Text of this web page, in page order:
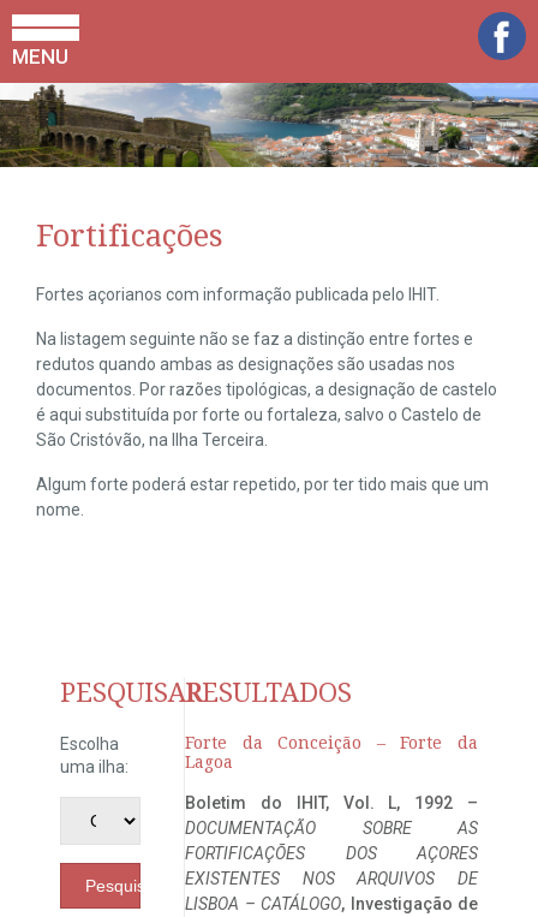
MENU
Fortificações
Fortes açorianos com informação publicada pelo IHIT.
Na listagem seguinte não se faz a distinção entre fortes e
redutos quando ambas as designações são usadas nos
documentos. Por razões tipológicas, a designação de castelo
é aqui substituída por forte ou fortaleza, salvo o Castelo de
São Cristóvão, na Ilha Terceira.
Algum forte poderá estar repetido, por ter tido mais que um
nome.
PESQUISAR
Escolha
uma ilha:
Pesquisar
RESULTADOS
Forte da Conceição – Forte da
Lagoa
Boletim do IHIT, Vol. L, 1992 –
DOCUMENTAÇÃO SOBRE AS
FORTIFICAÇÕES DOS AÇORES
EXISTENTES NOS ARQUIVOS DE
LISBOA – CATÁLOGO, Investigação de